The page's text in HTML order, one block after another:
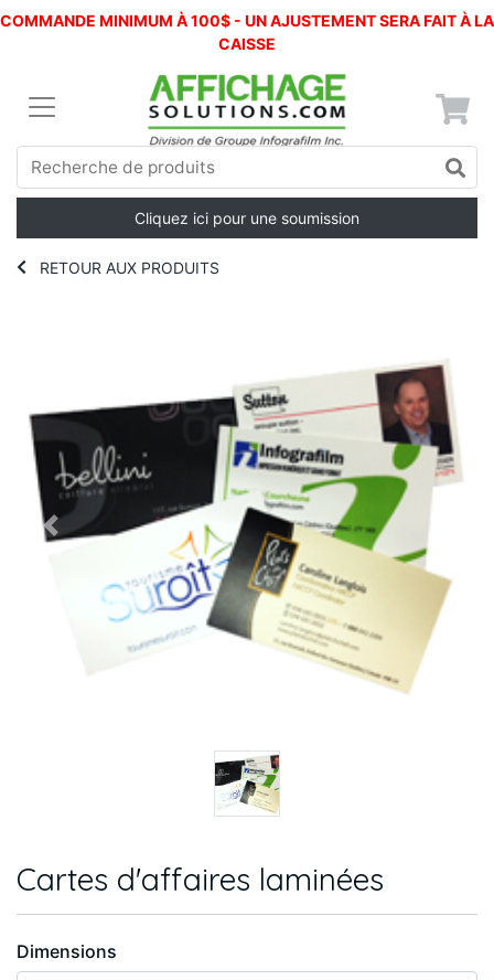
COMMANDE MINIMUM À 100$ - UN AJUSTEMENT SERA FAIT À LA
CAISSE
Cliquez ici pour une soumission
RETOUR AUX PRODUITS
Previous
Cartes d'affaires laminées
Dimensions